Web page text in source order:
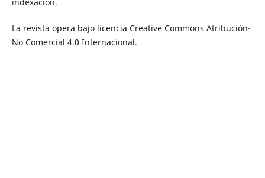
La revista opera bajo licencia Creative Commons Atribución-
No Comercial 4.0 Internacional.